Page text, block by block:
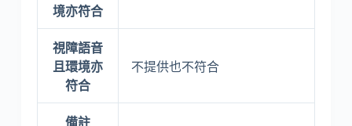
境亦符合
視障語音
且環境亦
符合
不提供也不符合
備註